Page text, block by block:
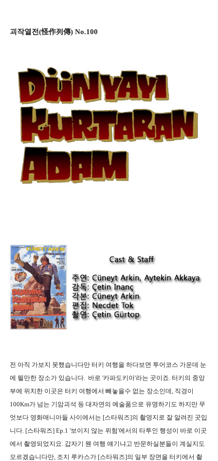
괴작열전(怪作列傳) No.100
전 아직 가보지 못했습니다만 터키 여행을 하다보면 투어코스 가운데 눈
에 띌만한 장소가 있습니다. 바로 '카파도키아'라는 곳이죠. 터키의 중앙
부에 위치한 이곳은 터키 여행에서 빼놓을수 없는 장소인데, 직경이
100Km가 넘는 기암괴석 등 대자연의 예술품으로 유명하기도 하지만 무
엇보다 영화매니아들 사이에서는 [스타워즈]의 촬영지로 잘 알려진 곳입
니다. [스타워즈] Ep.1 '보이지 않는 위험'에서의 타투인 행성이 바로 이곳
에서 촬영되었지요. 갑자기 웬 여행 얘기냐고 반문하실분들이 계실지도
모르겠습니다만, 조지 루카스가 [스타워즈]의 일부 장면을 터키에서 촬